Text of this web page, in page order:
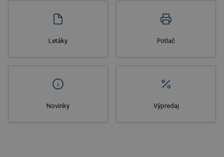
Letáky Potlač
Novinky Výpredaj